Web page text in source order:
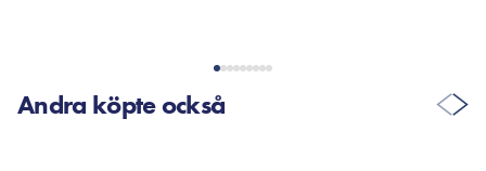
Andra köpte också